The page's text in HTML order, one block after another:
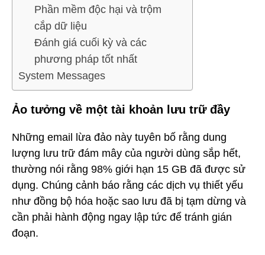
Phần mềm độc hại và trộm
cắp dữ liệu
Đánh giá cuối kỳ và các
phương pháp tốt nhất
System Messages
Ảo tưởng về một tài khoản lưu trữ đầy
Những email lừa đảo này tuyên bố rằng dung
lượng lưu trữ đám mây của người dùng sắp hết,
thường nói rằng 98% giới hạn 15 GB đã được sử
dụng. Chúng cảnh báo rằng các dịch vụ thiết yếu
như đồng bộ hóa hoặc sao lưu đã bị tạm dừng và
cần phải hành động ngay lập tức để tránh gián
đoạn.